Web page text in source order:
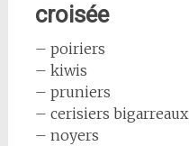
croisée
– poiriers
– kiwis
– pruniers
– cerisiers bigarreaux
– noyers